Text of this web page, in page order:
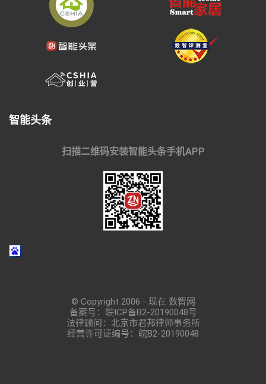
智能头条
扫描二维码安装智能头条手机APP
© Copyright 2006 - 现在 数智网
备案号： 皖ICP备B2-20190048号
法律顾问：北京市君邦律师事务所
经营许可证编号：皖B2-20190048